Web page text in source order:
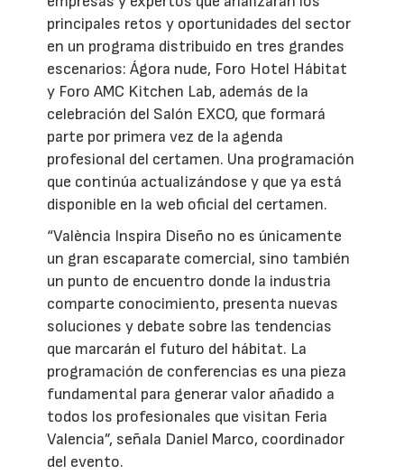
principales retos y oportunidades del sector
en un programa distribuido en tres grandes
escenarios: Ágora nude, Foro Hotel Hábitat
y Foro AMC Kitchen Lab, además de la
celebración del Salón EXCO, que formará
parte por primera vez de la agenda
profesional del certamen. Una programación
que continúa actualizándose y que ya está
disponible en la web oficial del certamen.
“València Inspira Diseño no es únicamente
un gran escaparate comercial, sino también
un punto de encuentro donde la industria
comparte conocimiento, presenta nuevas
soluciones y debate sobre las tendencias
que marcarán el futuro del hábitat. La
programación de conferencias es una pieza
fundamental para generar valor añadido a
todos los profesionales que visitan Feria
Valencia”, señala Daniel Marco, coordinador
del evento.